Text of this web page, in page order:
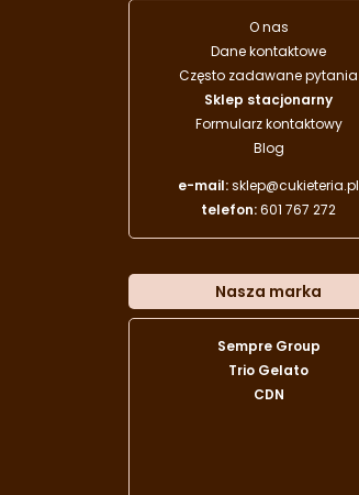
O nas
Dane kontaktowe
Często zadawane pytania
Sklep stacjonarny
Formularz kontaktowy
Blog
e-mail:sklep@cukieteria.pl
telefon:601 767 272
Nasza marka
Sempre Group
Trio Gelato
CDN